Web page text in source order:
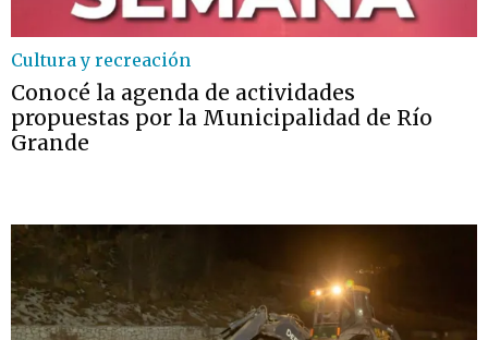
Cultura y recreación
Conocé la agenda de actividades
propuestas por la Municipalidad de Río
Grande